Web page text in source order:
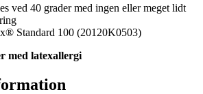
ved 40 grader med ingen eller meget lidt
Standard 100 (20120K0503)
med latexallergi